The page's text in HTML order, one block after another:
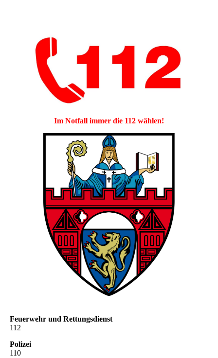
Im Notfall immer die 112 wählen!
Feuerwehr und Rettungsdienst
112
Polizei
110